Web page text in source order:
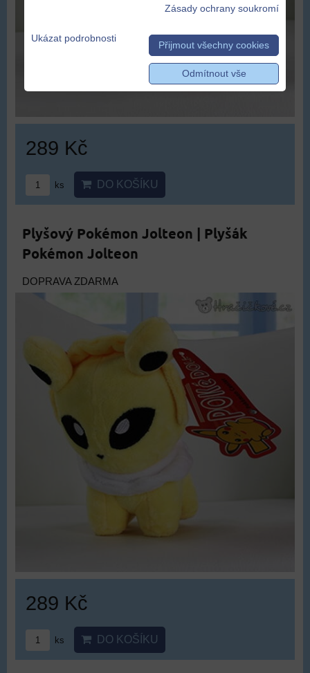
289 Kč
ks DO KOŠÍKU
Plyšový Pokémon Jolteon | Plyšák
Pokémon Jolteon
DOPRAVA ZDARMA
289 Kč
ks DO KOŠÍKU
Zásady ochrany soukromí
Ukázat podrobnosti
Přijmout všechny cookies
Odmítnout vše